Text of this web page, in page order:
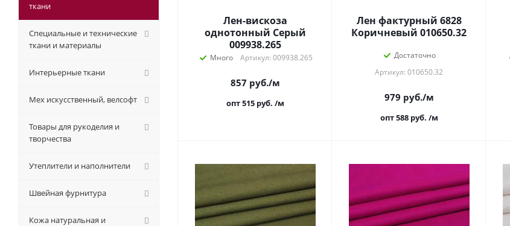
Лен-вискоза
однотонный Серый
009938.265
Много Артикул: 009938.265
857 руб./м
опт 515 руб. /м
Лен фактурный 6828
Коричневый 010650.32
Достаточно
Артикул: 010650.32
979 руб./м
опт 588 руб. /м
ткани
Специальные и технические
ткани и материалы
Интерьерные ткани
Мех искусственный, велсофт
Товары для рукоделия и
творчества
Утеплители и наполнители
Швейная фурнитура
Кожа натуральная и